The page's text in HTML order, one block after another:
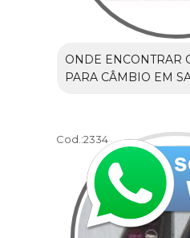
ONDE ENCONTRAR
PARA CÂMBIO EM
Cod.:2334